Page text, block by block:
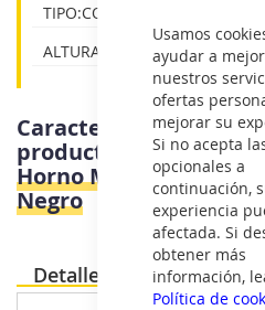
Usamos
ayudar a
nuestros
ofertas
mejorar su
Si no acepta
opcionales a
continuación,
experiencia
afectada. Si
obtener más
información,
Política de
TIPO:CON GRILL
ALTURA:0 - 30
Características e
producto
Samsung
Horno Microondas
Negro
Detalles